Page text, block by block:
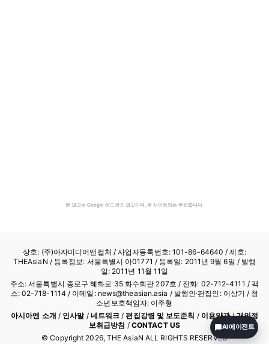
본 광고는 Google 애드센스 광고이며, 본 사이트와는 무관합니다.
상호: (주)아자미디어앤컬처 /사업자등록번호: 101-86-64640 / 제호:
THEAsiaN / 등록정보: 서울특별시 아01771 / 등록일: 2011년 9월 6일 / 발행
일: 2011년 11월 11일
주소: 서울특별시 종로구 혜화로 35 화수회관 207호 / 전화: 02-712-4111 / 팩
스: 02-718-1114 / 이메일: news@theasian.asia / 발행인·편집인: 이상기 / 청
소년보호책임자: 이주형
아시아엔 소개 / 인사말/ 네트워크 /편집강령 및 보도준칙 / 이용약관/개인정
보취급방침 / CONTACT US
© Copyright 2026, THE AsiaN ALL RIGHTS RESERVED
AI 에이전트